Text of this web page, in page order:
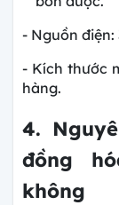
- Nguồn điện:
- Kích thước
hàng.
4.
đồng
không